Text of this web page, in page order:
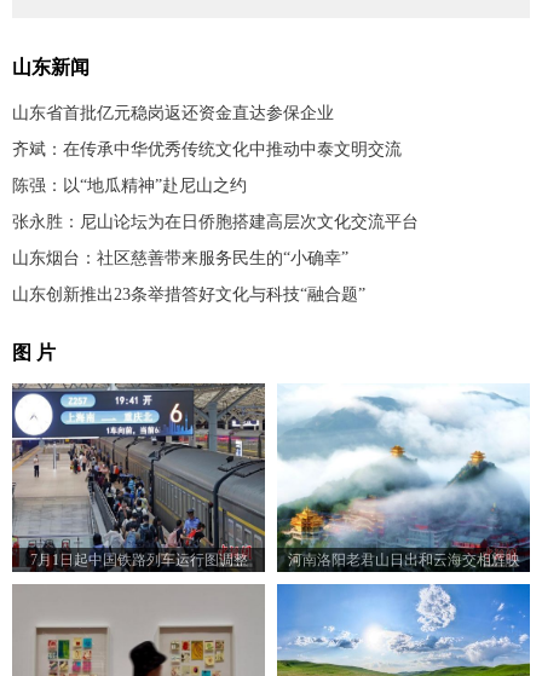
山东新闻
山东省首批亿元稳岗返还资金直达参保企业
齐斌：在传承中华优秀传统文化中推动中泰文明交流
陈强：以“地瓜精神”赴尼山之约
张永胜：尼山论坛为在日侨胞搭建高层次文化交流平台
山东烟台：社区慈善带来服务民生的“小确幸”
山东创新推出23条举措答好文化与科技“融合题”
图 片
7月1日起中国铁路列车运行图调整 河南洛阳老君山日出和云海交相辉映